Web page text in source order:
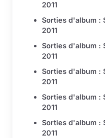
2011
Sorties d'album :
2011
Sorties d'album :
2011
Sorties d'album :
2011
Sorties d'album :
2011
Sorties d'album :
2011